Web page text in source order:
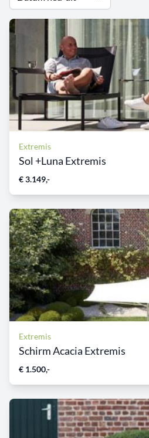
Extremis
Sol +Luna Extremis
€ 3.149,-
Extremis
Schirm Acacia Extremis
€ 1.500,-